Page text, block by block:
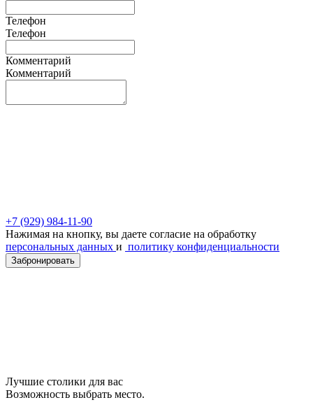
Телефон
Телефон
Комментарий
Комментарий
+7 (929) 984-11-90
Нажимая на кнопку, вы даете согласие на обработку
персональных данных и политику конфиденциальности
Забронировать
Лучшие столики для вас
Возможность выбрать место.